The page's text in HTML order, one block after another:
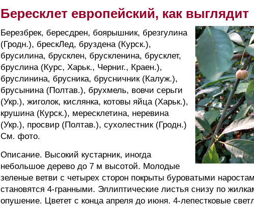
Бересклет европейский, как выглядит
Березбрек, бересдрен, боярышник, брезгулина
(Гродн.), брескЛед, бруздена (Курск.),
брусилина, брусклен, брускленина, брусклет,
бруслина (Курс, Харьк., Черниг., Краен.),
бруслинина, брусника, брусничник (Калуж.),
брусынина (Полтав.), брухмель, вовчи серьги
(Укр.), жиголок, кислянка, котовы яйца (Харьк.),
крушина (Курск.), мересклетина, неревина
(Укр.), просвир (Полтав.), сухолестник (Гродн.)
См. фото.
Описание. Высокий кустарник, иногда
небольшое дерево до 7 м высотой. Молодые
зеленые ветви с четырех сторон покрыты буроватыми
становятся 4-гранными. Эллиптические листья снизу по
опушение. Цветет с конца апреля до июня. 4-лепестковые